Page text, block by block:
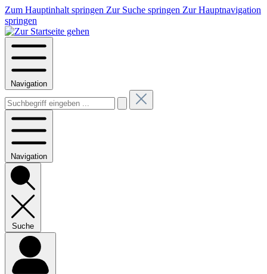
Zum Hauptinhalt springen Zur Suche springen Zur Hauptnavigation
springen
Navigation
Navigation
Suche